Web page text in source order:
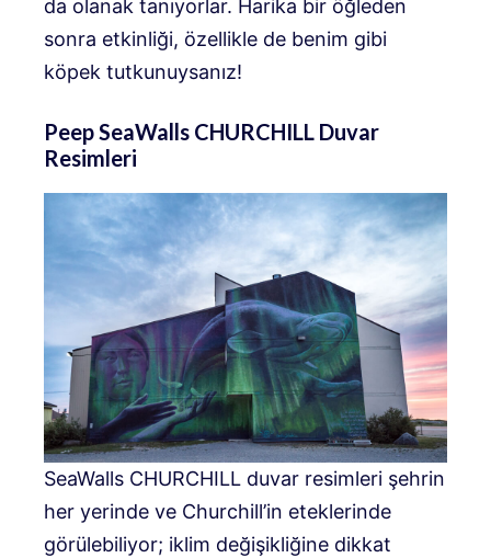
da olanak tanıyorlar. Harika bir öğleden
sonra etkinliği, özellikle de benim gibi
köpek tutkunuysanız!
Peep SeaWalls CHURCHILL Duvar
Resimleri
SeaWalls CHURCHILL duvar resimleri şehrin
her yerinde ve Churchill’in eteklerinde
görülebiliyor; iklim değişikliğine dikkat